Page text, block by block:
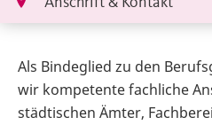
Als Bindeglied zu den
wir kompetente fachliche
städtischen Ämter,